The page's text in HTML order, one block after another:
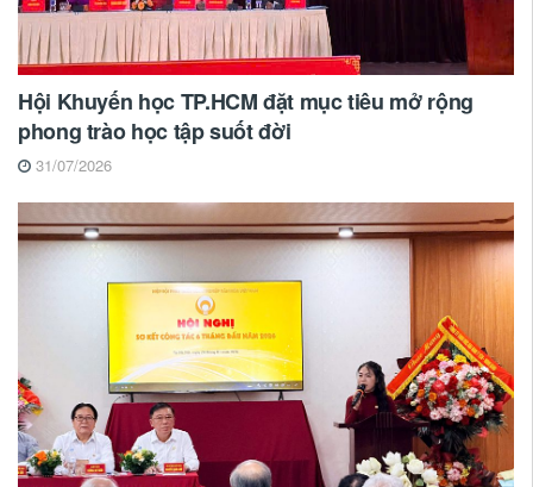
Hội Khuyến học TP.HCM đặt mục tiêu mở rộng
phong trào học tập suốt đời
31/07/2026